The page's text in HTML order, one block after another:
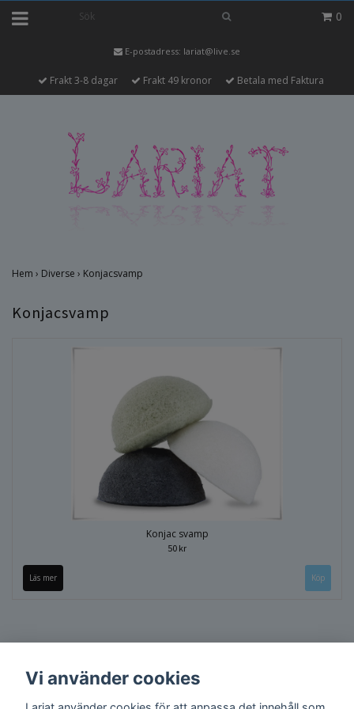
0
E-postadress: lariat@live.se
Frakt 3-8 dagar Frakt 49 kronor Betala med Faktura
Hem › Diverse › Konjacsvamp
Konjacsvamp
Konjac svamp
50 kr
Läs mer Köp
Vi använder cookies